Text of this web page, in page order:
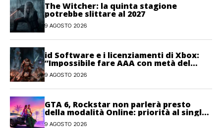
The Witcher: la quinta stagione
potrebbe slittare al 2027
9 AGOSTO 2026
id Software e i licenziamenti di Xbox:
“Impossibile fare AAA con metà del
personale”
9 AGOSTO 2026
GTA 6, Rockstar non parlerà presto
della modalità Online: priorità al single-
player
9 AGOSTO 2026